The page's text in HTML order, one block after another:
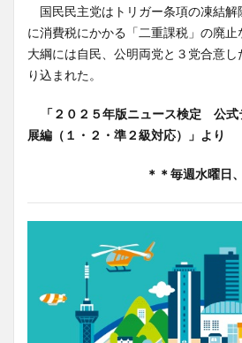
国民民主党はトリガー条項の凍結解
に消費税にかかる「二重課税」の廃止
大綱には自民、公明両党と３党合意
り込まれた。
「２０２５年版ニュース検定 公
展編（１・２・準２級対応）」より
＊＊毎週水曜日